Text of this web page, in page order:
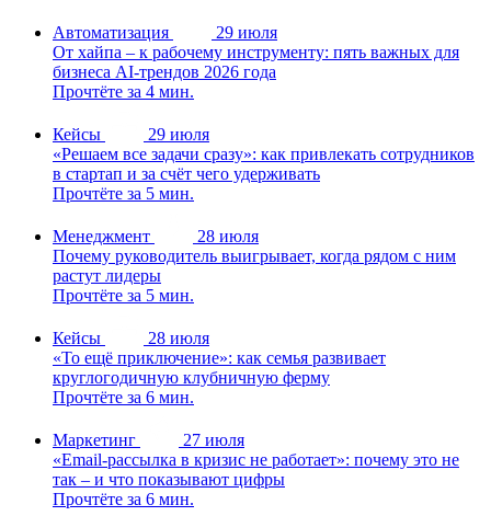
Автоматизация
29 июля
От хайпа – к рабочему инструменту: пять важных для
бизнеса AI-трендов 2026 года
Прочтёте за 4 мин.
Кейсы
29 июля
«Решаем все задачи сразу»: как привлекать сотрудников
в стартап и за счёт чего удерживать
Прочтёте за 5 мин.
Менеджмент
28 июля
Почему руководитель выигрывает, когда рядом с ним
растут лидеры
Прочтёте за 5 мин.
Кейсы
28 июля
«То ещё приключение»: как семья развивает
круглогодичную клубничную ферму
Прочтёте за 6 мин.
Маркетинг
27 июля
«Email-рассылка в кризис не работает»: почему это не
так – и что показывают цифры
Прочтёте за 6 мин.